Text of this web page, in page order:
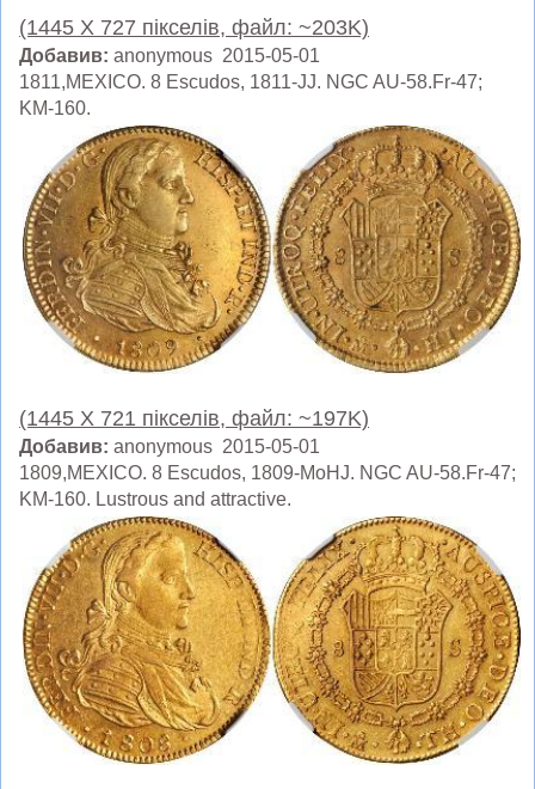
(1445 X 727 пікселів, файл: ~203K)
Добавив: anonymous 2015-05-01
1811,MEXICO. 8 Escudos, 1811-JJ. NGC AU-58.Fr-47;
KM-160.
(1445 X 721 пікселів, файл: ~197K)
Добавив: anonymous 2015-05-01
1809,MEXICO. 8 Escudos, 1809-MoHJ. NGC AU-58.Fr-47;
KM-160. Lustrous and attractive.